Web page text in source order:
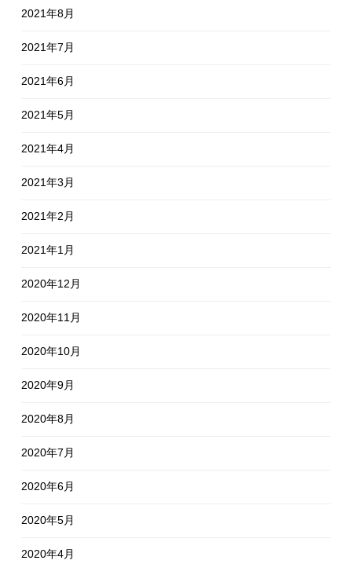
2021年8月
2021年7月
2021年6月
2021年5月
2021年4月
2021年3月
2021年2月
2021年1月
2020年12月
2020年11月
2020年10月
2020年9月
2020年8月
2020年7月
2020年6月
2020年5月
2020年4月